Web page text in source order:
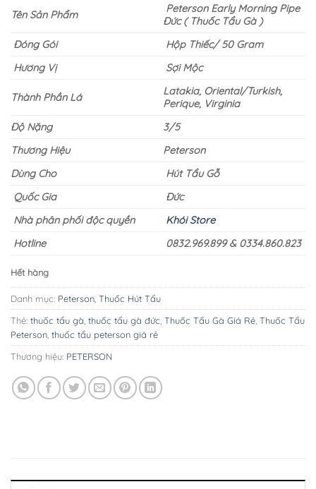
650.000 ₫.
tại
là:
630.000 ₫.
Tên Sản Phẩm
Peterson Early Morning Pipe
Đức ( Thuốc Tẩu Gà )
Đóng Gói
Hộp Thiếc/ 50 Gram
Hương Vị
Sợi Mộc
Thành Phần Lá
Latakia, Oriental/Turkish,
Perique, Virginia
Độ Nặng
3/5
Thương Hiệu
Peterson
Dùng Cho
Hút Tẩu Gỗ
Quốc Gia
Đức
Nhà phân phối độc quyền
Khói Store
Hotline
0832.969.899 & 0334.860.823
Hết hàng
Danh mục: Peterson Thuốc Hút Tẩu
Thẻ: thuốc tẩu gà thuốc tẩu gà đức Thuốc Tẩu Gà Giá Rẻ Thuốc Tẩu
Peterson thuốc tẩu peterson giá rẻ
Thương hiệu: PETERSON